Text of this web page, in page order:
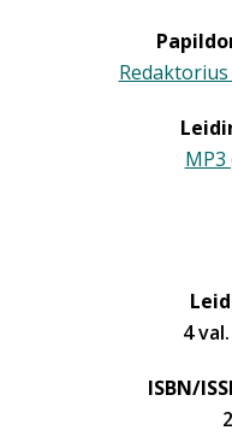
4
ISBN/